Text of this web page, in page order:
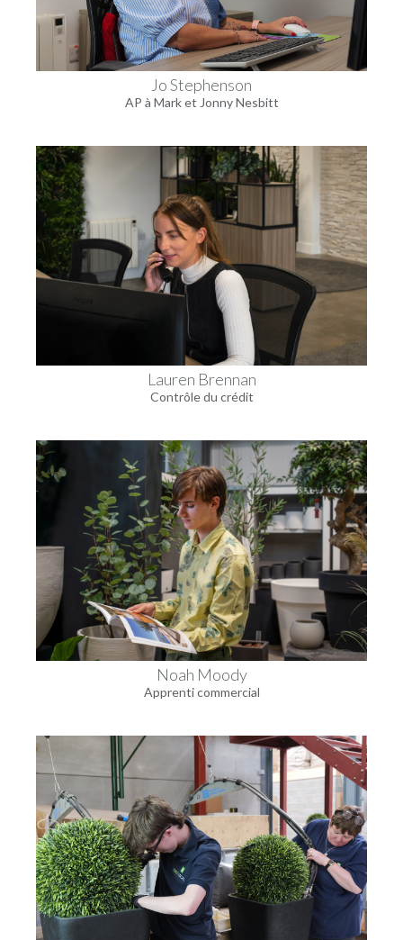
Jo Stephenson
AP à Mark et Jonny Nesbitt
Lauren Brennan
Contrôle du crédit
Noah Moody
Apprenti commercial